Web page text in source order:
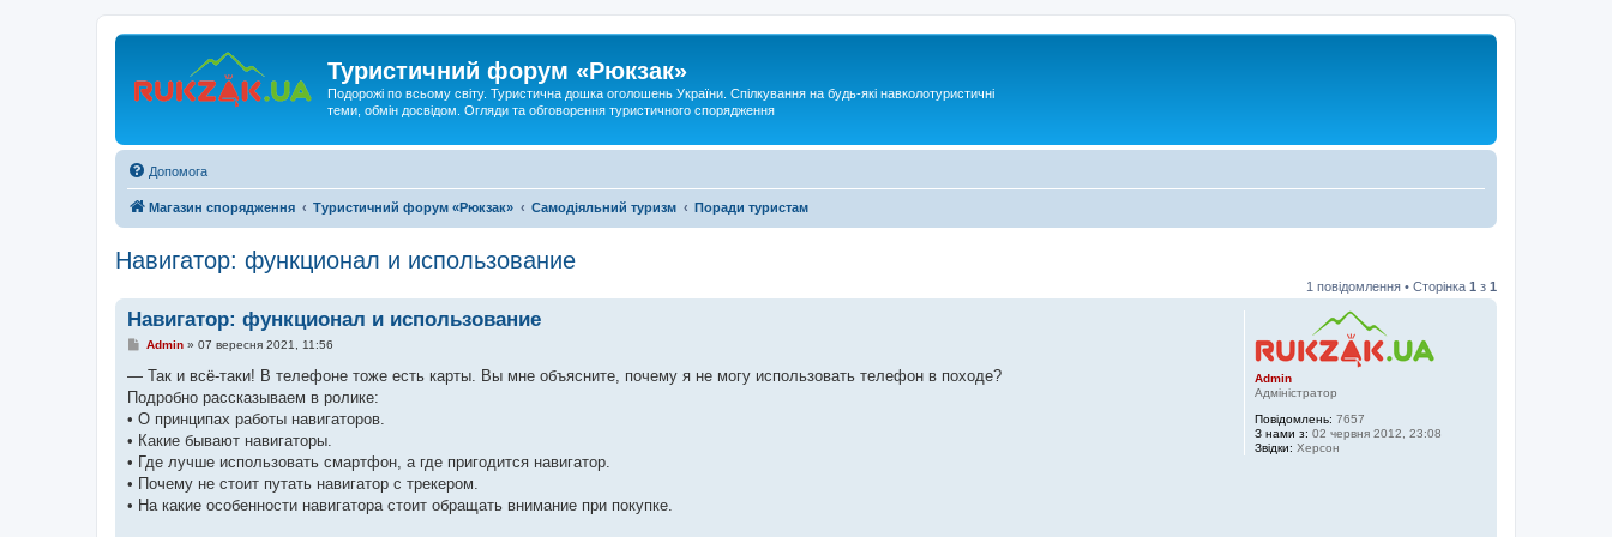
Туристичний форум «Рюкзак»
Подорожі по всьому світу. Туристична дошка оголошень України. Спілкування на будь-які навколотуристичні
теми, обмін досвідом. Огляди та обговорення туристичного спорядження
Допомога
Магазин спорядження Туристичний форум «Рюкзак» Самодіяльний туризм Поради туристам
Навигатор: функционал и использование
1 повідомлення • Сторінка 1 з 1
Admin
Адміністратор
Повідомлень: 7657
З нами з: 02 червня 2012, 23:08
Звідки: Херсон
Навигатор: функционал и использование
П
д
о
л
е
н
н
я
Admin» 07 вересня 2021, 11:56
— Так и всё-таки! В телефоне тоже есть карты. Вы мне объясните, почему я не могу использовать телефон в походе?
Подробно рассказываем в ролике:
• О принципах работы навигаторов.
• Какие бывают навигаторы.
• Где лучше использовать смартфон, а где пригодится навигатор.
• Почему не стоит путать навигатор с трекером.
• На какие особенности навигатора стоит обращать внимание при покупке.